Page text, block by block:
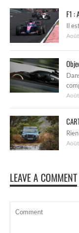
F1 :
Il
LEAVE A COMMENT